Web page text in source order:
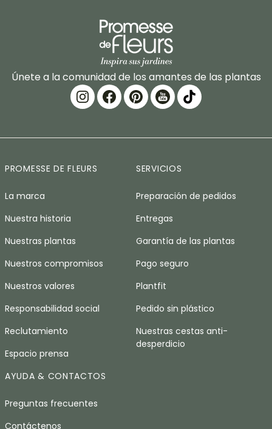
Únete a la comunidad de los amantes de las plantas
PROMESSE DE FLEURS
La marca
Nuestra historia
Nuestras plantas
Nuestros compromisos
Nuestros valores
Responsabilidad social
Reclutamiento
Espacio prensa
SERVICIOS
Preparación de pedidos
Entregas
Garantía de las plantas
Pago seguro
Plantfit
Pedido sin plástico
Nuestras cestas anti-
desperdicio
AYUDA & CONTACTOS
Preguntas frecuentes
Contáctenos